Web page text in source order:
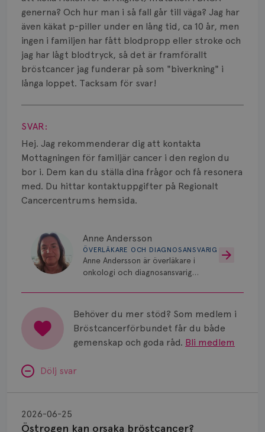
generna? Och hur man i så fall går till väga? Jag har
även käkat p-piller under en lång tid, ca 10 år, men
ingen i familjen har fått blodpropp eller stroke och
jag har lågt blodtryck, så det är framförallt
bröstcancer jag funderar på som "biverkning" i
långa loppet. Tacksam för svar!
Visa svar
SVAR:
Hej. Jag rekommenderar dig att kontakta
Mottagningen för familjär cancer i den region du
bor i. Dem kan du ställa dina frågor och få resonera
med. Du hittar kontaktuppgifter på Regionalt
Cancercentrums hemsida.
Anne Andersson
ÖVERLÄKARE OCH DIAGNOSANSVARIG
Anne Andersson är överläkare i
onkologi och diagnosansvarig
Universitetssjukhus i Umeå.
Behöver du mer stöd? Som medlem i
Bröstcancerförbundet får du både
gemenskap och goda råd. Bli medlem
Dölj svar
Östrogen kan orsaka bröstcancer?
2026-06-25
orsaka
Smärta
Prognos
Risker
Spridd bröstcancer
Vätska